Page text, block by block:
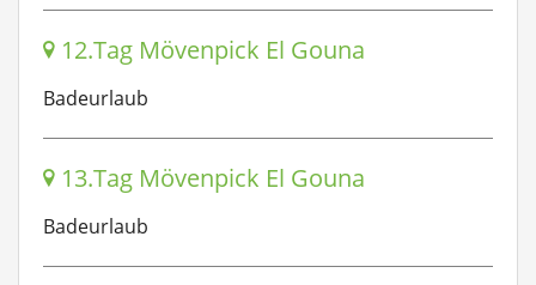
12.Tag Mövenpick El Gouna
Badeurlaub
13.Tag Mövenpick El Gouna
Badeurlaub